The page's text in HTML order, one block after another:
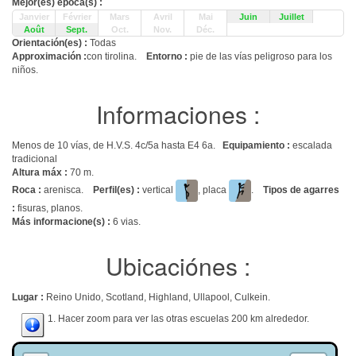
Mejor(es) época(s) :
Janvier Février Mars Avril Mai Juin
Juillet
Août
Sept. Oct. Nov. Déc.
Orientación(es) : Todas
Approximación :con tirolina. Entorno : pie de las vías peligroso para los
niños.
Informaciones :
Menos de 10 vías, de H.V.S. 4c/5a hasta E4 6a. Equipamiento : escalada
tradicional
Altura máx : 70 m.
Roca : arenisca. Perfil(es) : vertical , placa . Tipos de agarres
: fisuras, planos.
Más informacione(s) : 6 vias.
Ubicaciónes :
Lugar : Reino Unido, Scotland, Highland, Ullapool, Culkein.
1. Hacer zoom para ver las otras escuelas 200 km alrededor.